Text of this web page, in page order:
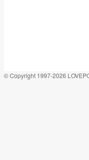
© Copyright 1997-2026